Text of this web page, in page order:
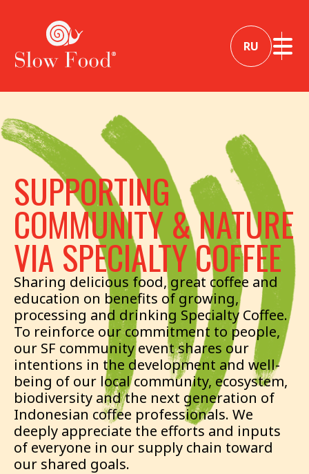
RU
SUPPORTING
COMMUNITY & NATURE
VIA SPECIALTY COFFEE
Sharing delicious food, great coffee and
education on benefits of growing,
processing and drinking Specialty Coffee.
To reinforce our commitment to people,
our SF community event shares our
intentions in the development and well-
being of our local community, ecosystem,
biodiversity and the next generation of
Indonesian coffee professionals. We
deeply appreciate the efforts and inputs
of everyone in our supply chain toward
our shared goals.